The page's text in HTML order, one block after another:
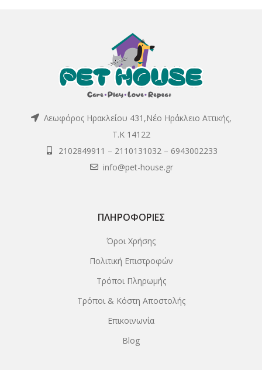
Λεωφόρος Ηρακλείου 431,Νέο Ηράκλειο Αττικής,
Τ.Κ 14122
2102849911 – 2110131032– 6943002233
info@pet-house.gr
ΠΛΗΡΟΦΟΡΊΕΣ
Όροι Χρήσης
Πολιτική Επιστροφών
Τρόποι Πληρωμής
Τρόποι & Κόστη Αποστολής
Επικοινωνία
Blog